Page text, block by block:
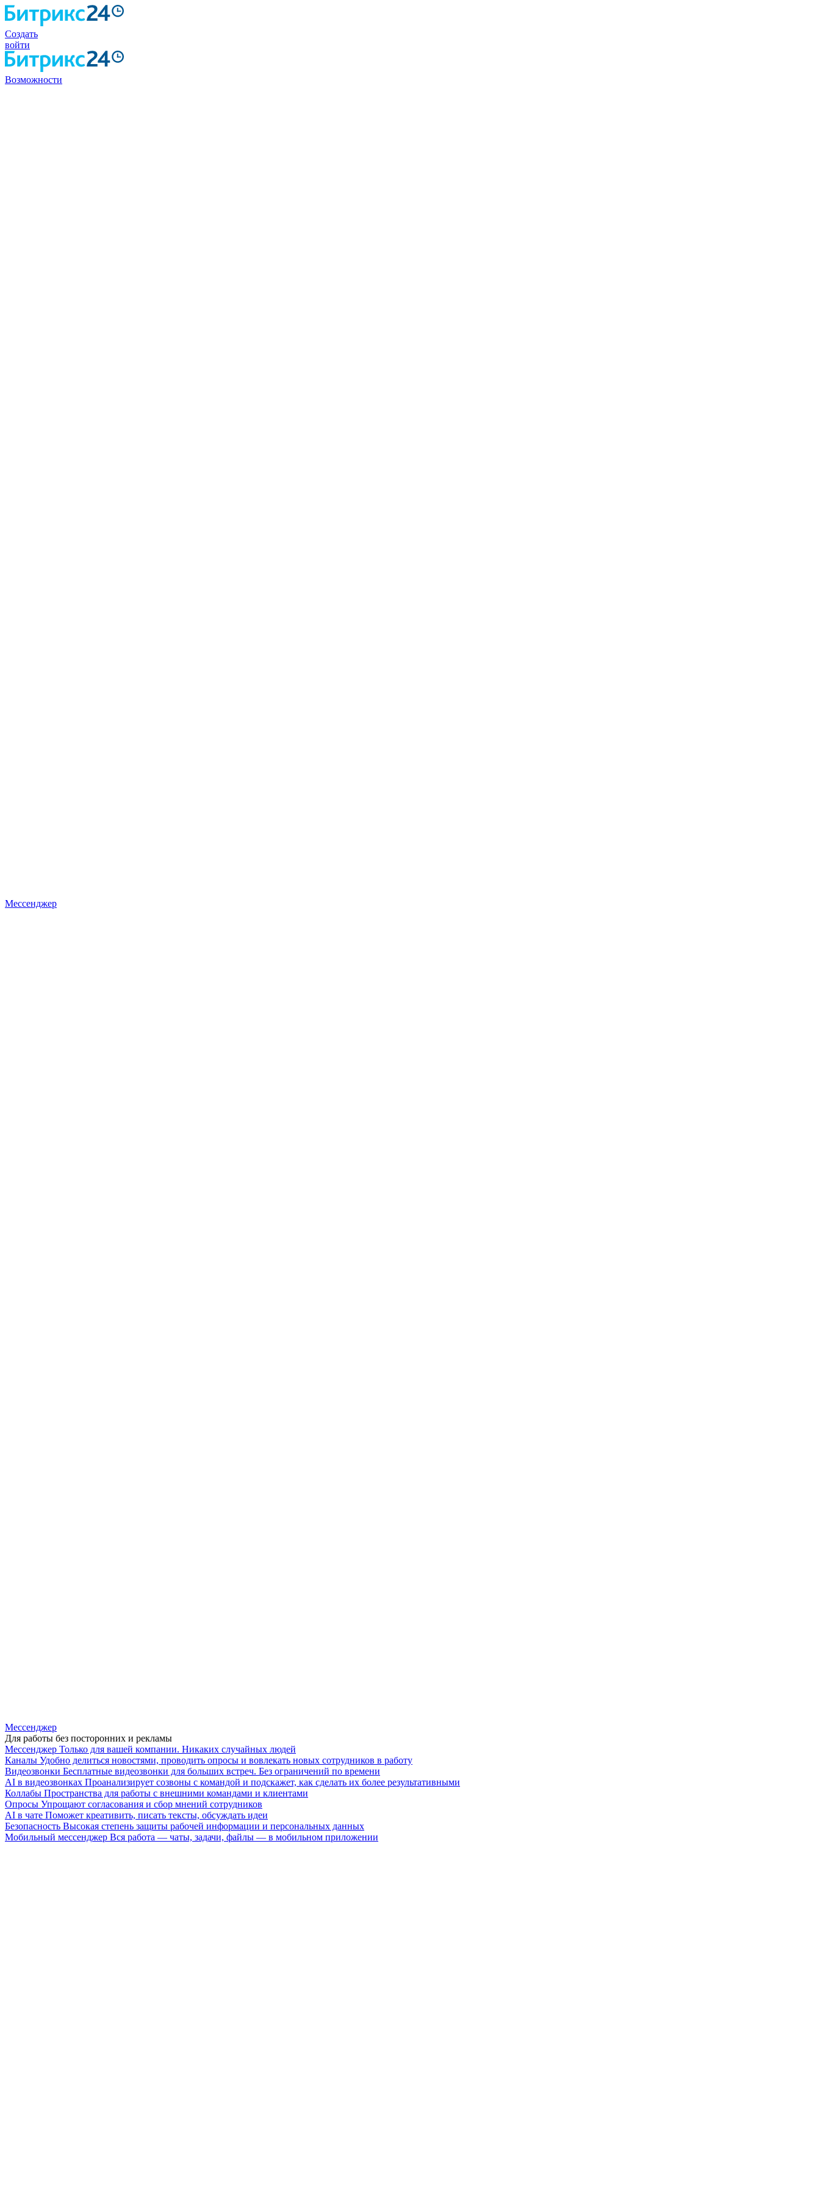
Создать
войти
Возможности
Мессенджер
Мессенджер
Для работы без посторонних и рекламы
Мессенджер Только для вашей компании. Никаких случайных людей
Каналы Удобно делиться новостями, проводить опросы и вовлекать новых сотрудников в работу
Видеозвонки Бесплатные видеозвонки для больших встреч. Без ограничений по времени
AI в видеозвонках Проанализирует созвоны с командой и подскажет, как сделать их более результативными
Коллабы Пространства для работы с внешними командами и клиентами
Опросы Упрощают согласования и сбор мнений сотрудников
AI в чате Поможет креативить, писать тексты, обсуждать идеи
Безопасность Высокая степень защиты рабочей информации и персональных данных
Мобильный мессенджер Вся работа — чаты, задачи, файлы — в мобильном приложении